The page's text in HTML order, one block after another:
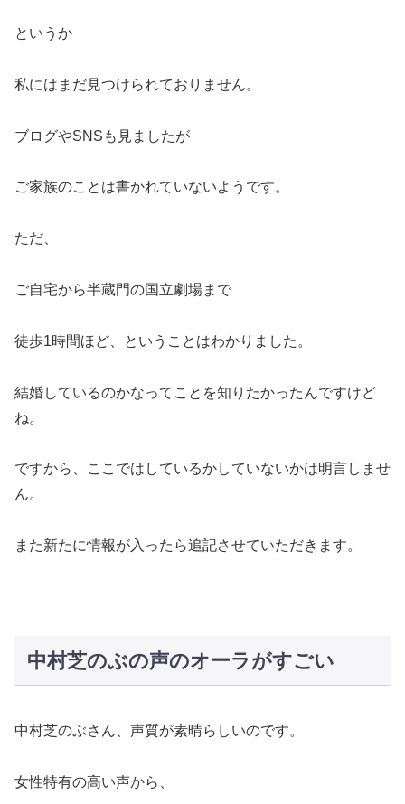
というか
私にはまだ見つけられておりません。
ブログやSNSも見ましたが
ご家族のことは書かれていないようです。
ただ、
ご自宅から半蔵門の国立劇場まで
徒歩1時間ほど、ということはわかりました。
結婚しているのかなってことを知りたかったんですけど
ね。
ですから、ここではしているかしていないかは明言しませ
ん。
また新たに情報が入ったら追記させていただきます。
中村芝のぶの声のオーラがすごい
中村芝のぶさん、声質が素晴らしいのです。
女性特有の高い声から、